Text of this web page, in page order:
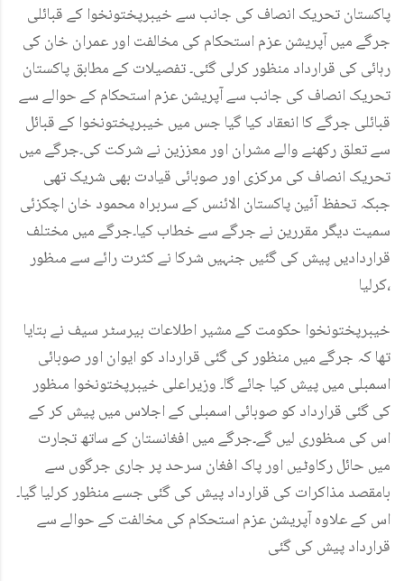
پاکستان تحریک انصاف کی جانب سے خیبرپختونخوا کے قبائلی
جرگے میں آپریشن عزم استحکام کی مخالفت اور عمران خان کی
رہائی کی قرارداد منظور کرلی گئی۔ تفصیلات کے مطابق پاکستان
تحریک انصاف کی جانب سے آپریشن عزم استحکام کے حوالے سے
قبائلی جرگے کا انعقاد کیا گیا جس میں خیبرپختونخوا کے قبائل
سے تعلق رکھنے والے مشران اور معززین نے شرکت کی۔جرگے میں
تحریک انصاف کی مرکزی اور صوبائی قیادت بھی شریک تھی
جبکہ تحفظ آئین پاکستان الائنس کے سربراہ محمود خان اچکزئی
سمیت دیگر مقررین نے جرگے سے خطاب کیا۔جرگے میں مختلف
قراردادیں پیش کی گئیں جنہیں شرکا نے کثرت رائے سے مںظور
کرلیا،
خیبرپختونخوا حکومت کے مشیر اطلاعات بیرسٹر سیف نے بتایا
تھا کہ جرگے میں منظور کی گئی قرارداد کو ایوان اور صوبائی
اسمبلی میں پیش کیا جائے گا۔ وزیراعلی خیبرپختونخوا مںظور
کی گئی قرارداد کو صوبائی اسمبلی کے اجلاس میں پیش کر کے
اس کی مںظوری لیں گے۔جرگے میں افغانستان کے ساتھ تجارت
میں حائل رکاوٹیں اور پاک افغان سرحد پر جاری جرگوں سے
بامقصد مذاکرات کی قرارداد پیش کی گئی جسے منظور کرلیا گیا۔
اس کے علاوہ آپریشن عزم استحکام کی مخالفت کے حوالے سے
قرارداد پیش کی گئی